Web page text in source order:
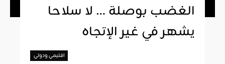
الغضب بوصلة … لا سلاحا
يشهر في غير الإتجاه
اقليمي ودولي